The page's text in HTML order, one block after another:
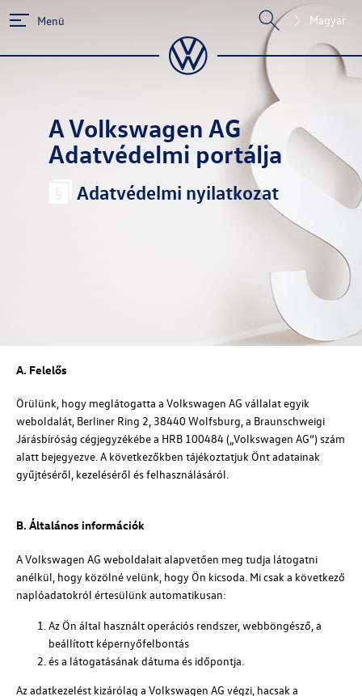
Menü Magyar
AVolkswagen AG
Adatvédelmi portálja
Adatvédelmi nyilatkozat
A. Felelős
Örülünk, hogy meglátogatta a Volkswagen AG vállalat egyik
weboldalát, Berliner Ring 2, 38440 Wolfsburg, a Braunschweigi
Járásbíróság cégjegyzékébe a HRB 100484(„Volkswagen AG“) szám
alatt bejegyezve. A következőkben tájékoztatjuk Önt adatainak
gyűjtéséről, kezeléséről és felhasználásáról.
B. Általános információk
AVolkswagen AG weboldalait alapvetően meg tudja látogatni
anélkül, hogy közölné velünk, hogy Ön kicsoda. Mi csak a következő
naplóadatokról értesülünk automatikusan:
Az Ön által használt operációs rendszer, webböngésző, a
beállított képernyőfelbontás
és a látogatásának dátuma és időpontja.
Az adatkezelést kizárólag a Volkswagen AG végzi, hacsak a